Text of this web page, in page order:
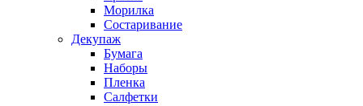
Морилка
Состаривание
Декупаж
Бумага
Наборы
Пленка
Салфетки